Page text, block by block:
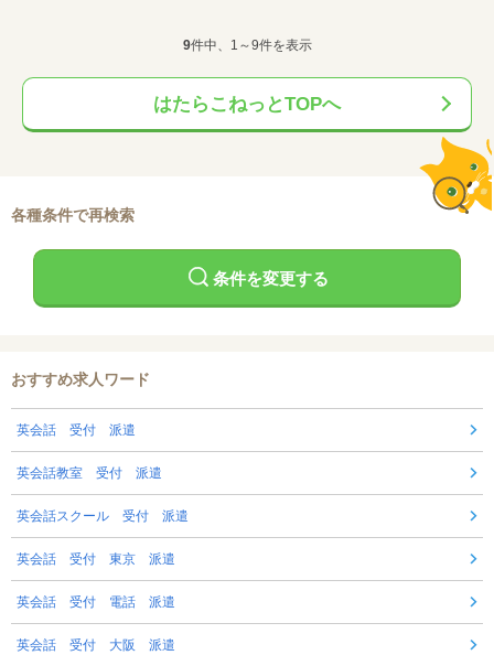
9件中、1～9件を表示
はたらこねっとTOPへ
各種条件で再検索
条件を変更する
おすすめ求人ワード
英会話 受付 派遣
英会話教室 受付 派遣
英会話スクール 受付 派遣
英会話 受付 東京 派遣
英会話 受付 電話 派遣
英会話 受付 大阪 派遣